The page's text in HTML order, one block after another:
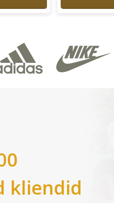
kliendid